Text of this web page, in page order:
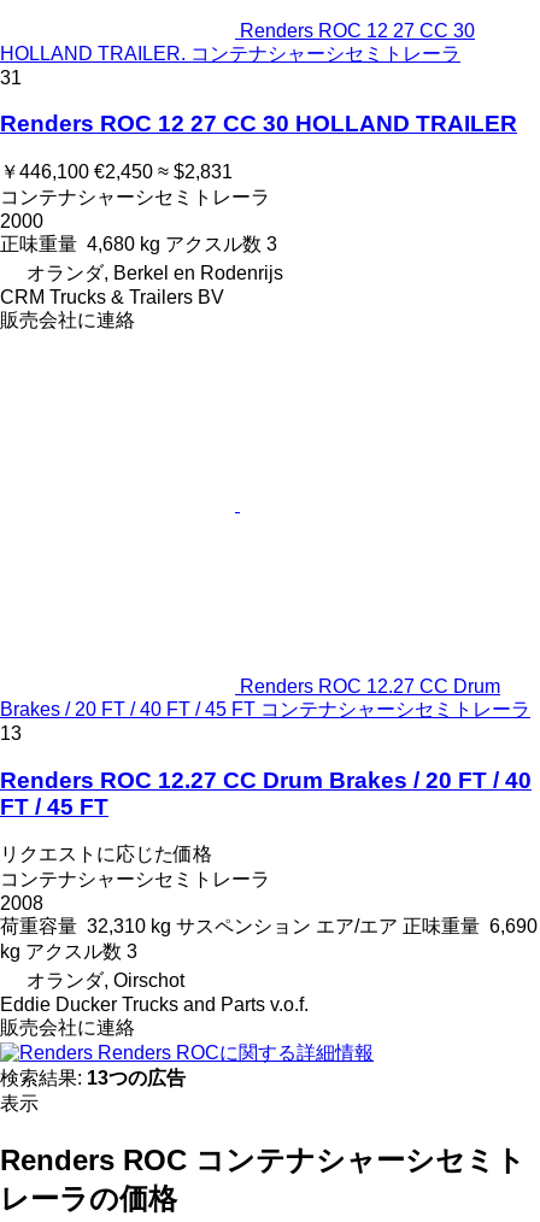
Renders ROC 12 27 CC 30
HOLLAND TRAILER. コンテナシャーシセミトレーラ
31
Renders ROC 12 27 CC 30 HOLLAND TRAILER
￥446,100 €2,450 ≈ $2,831
コンテナシャーシセミトレーラ
2000
正味重量 4,680 kg アクスル数 3
オランダ, Berkel en Rodenrijs
CRM Trucks & Trailers BV
販売会社に連絡
Renders ROC 12.27 CC Drum
Brakes / 20 FT / 40 FT / 45 FT コンテナシャーシセミトレーラ
13
Renders ROC 12.27 CC Drum Brakes / 20 FT / 40
FT / 45 FT
リクエストに応じた価格
コンテナシャーシセミトレーラ
2008
荷重容量 32,310 kg サスペンション エア/エア 正味重量 6,690
kg アクスル数 3
オランダ, Oirschot
Eddie Ducker Trucks and Parts v.o.f.
販売会社に連絡
Renders ROCに関する詳細情報
検索結果: 13つの広告
表示
Renders ROC コンテナシャーシセミト
レーラの価格